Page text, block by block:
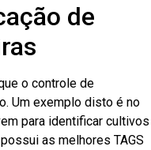
de
o controle de
Um exemplo disto é no
para identificar cultivos
possui as melhores TAGS